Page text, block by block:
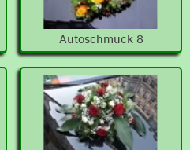
Autoschmuck 8